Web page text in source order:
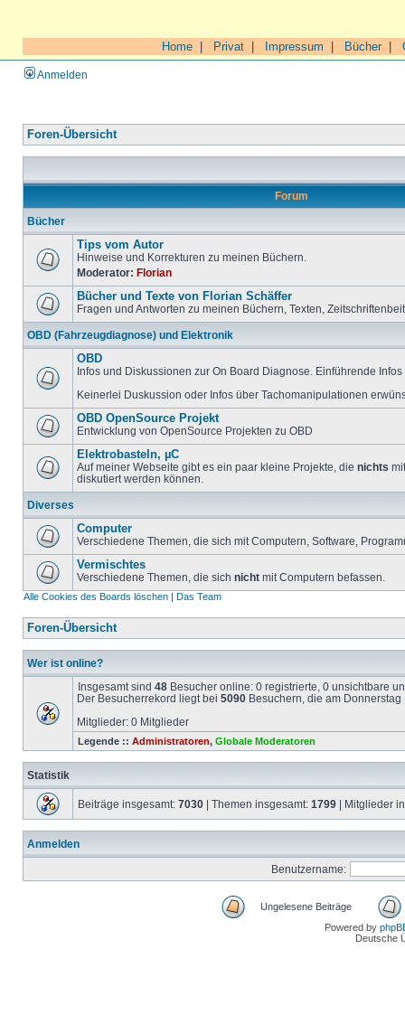
Home Privat Impressum Bücher|
Anmelden
Foren-Übersicht
Forum
Bücher
Tips vom Autor
Hinweise und Korrekturen zu meinen Büchern.
Moderator: Florian
Bücher und Texte von Florian Schäffer
Fragen und Antworten zu meinen Büchern, Texten,
OBD (Fahrzeugdiagnose) und Elektronik
OBD
Infos und Diskussionen zur On Board Diagnose. Einführende
Keinerlei Duskussion oder Infos über Tachomanipulationen
OBD OpenSource Projekt
Entwicklung von OpenSource Projekten zu OBD
Elektrobasteln, µC
Auf meiner Webseite gibt es ein paar kleine Projekte, die nichts
diskutiert werden können.
Diverses
Computer
Verschiedene Themen, die sich mit Computern, Software,
Vermischtes
Verschiedene Themen, die sich nicht mit Computern befassen.
Alle Cookies des Boards löschen | Das Team
Foren-Übersicht
Wer ist online?
Insgesamt sind 48 Besucher online: 0 registrierte, 0 unsichtbare
Der Besucherrekord liegt bei 5090 Besuchern, die am
Mitglieder: 0 Mitglieder
Legende :: Administratoren, Globale Moderatoren
Statistik
Beiträge insgesamt: 7030 | Themen insgesamt: 1799 | Mitglieder
Anmelden
Benutzername:
Ungelesene Beiträge
Powered by
Deutsche